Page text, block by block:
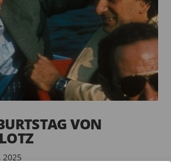
VON
2025